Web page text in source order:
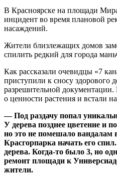
В Красноярске на площади
инцидент во время плановой
насаждений.
Жители близлежащих домов
спилить редкий для города
Как рассказали очевидцы «7
приступили к сносу здорового
разрешительной
о ценности растения и встали
— Под раздачу попал
У дерева позднее цветение и
но это не помешало вандалам
Красгорпарка начать его
дерева. Когда-то было 3, но
ремонт площади к
жители.